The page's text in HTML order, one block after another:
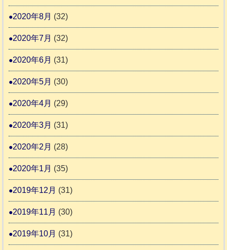
2020年8月 (32)
2020年7月 (32)
2020年6月 (31)
2020年5月 (30)
2020年4月 (29)
2020年3月 (31)
2020年2月 (28)
2020年1月 (35)
2019年12月 (31)
2019年11月 (30)
2019年10月 (31)